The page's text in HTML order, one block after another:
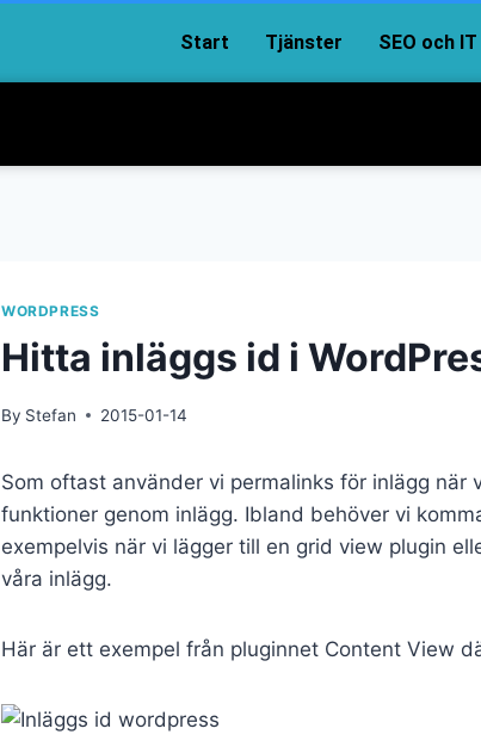
Start Tjänster SEO och
WORDPRESS
Hitta inläggs id i
By Stefan 2015-01-14
Som oftast använder vi permalinks för inlägg när
funktioner genom inlägg. Ibland behöver vi
exempelvis när vi lägger till en grid view plugin
våra inlägg.
Här är ett exempel från pluginnet Content View